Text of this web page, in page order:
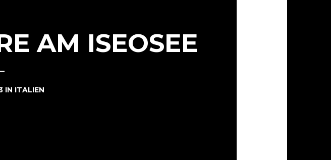
AM ISEOSEE
IN ITALIEN